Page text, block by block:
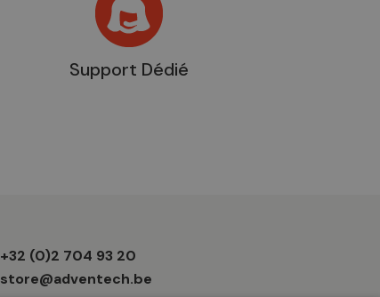
Support Dédié
Informations
boutique
+32 (0)2 704 93 20
store@adventech.be